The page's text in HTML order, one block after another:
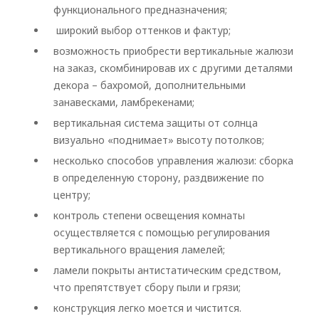
функционального предназначения;
широкий выбор оттенков и фактур;
возможность приобрести вертикальные жалюзи
на заказ, скомбинировав их с другими деталями
декора – бахромой, дополнительными
занавесками, ламбрекенами;
вертикальная система защиты от солнца
визуально «поднимает» высоту потолков;
несколько способов управления жалюзи: сборка
в определенную сторону, раздвижение по
центру;
контроль степени освещения комнаты
осуществляется с помощью регулирования
вертикального вращения ламелей;
ламели покрыты антистатическим средством,
что препятствует сбору пыли и грязи;
конструкция легко моется и чистится.